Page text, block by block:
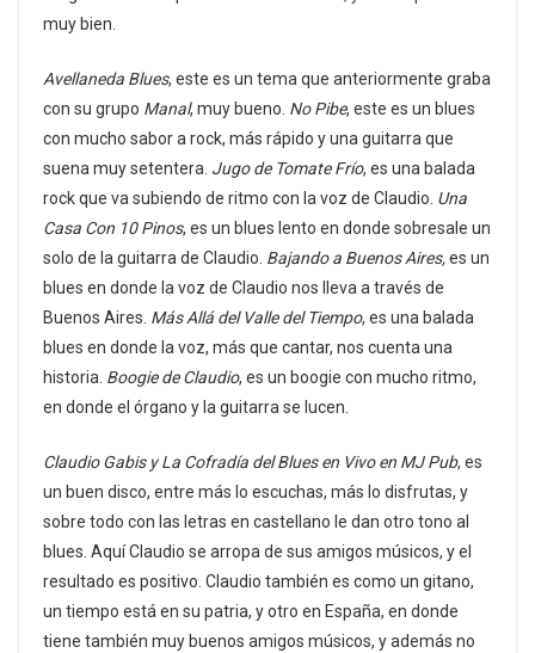
muy bien.
Avellaneda Blues, este es un tema que anteriormente graba
con su grupo Manal, muy bueno. No Pibe, este es un blues
con mucho sabor a rock, más rápido y una guitarra que
suena muy setentera. Jugo de Tomate Frío, es una balada
rock que va subiendo de ritmo con la voz de Claudio. Una
Casa Con 10 Pinos, es un blues lento en donde sobresale un
solo de la guitarra de Claudio. Bajando a Buenos Aires,es un
blues en donde la voz de Claudio nos lleva a través de
Buenos Aires. Más Allá del Valle del Tiempo, es una balada
blues en donde la voz, más que cantar, nos cuenta una
historia. Boogie de Claudio, es un boogie con mucho ritmo,
en donde el órgano y la guitarra se lucen.
Claudio Gabis y La Cofradía del Blues en Vivo en MJ Pub, es
un buen disco, entre más lo escuchas, más lo disfrutas, y
sobre todo con las letras en castellano le dan otro tono al
blues. Aquí Claudio se arropa de sus amigos músicos, y el
resultado es positivo. Claudio también es como un gitano,
un tiempo está en su patria, y otro en España, en donde
tiene también muy buenos amigos músicos, y además no